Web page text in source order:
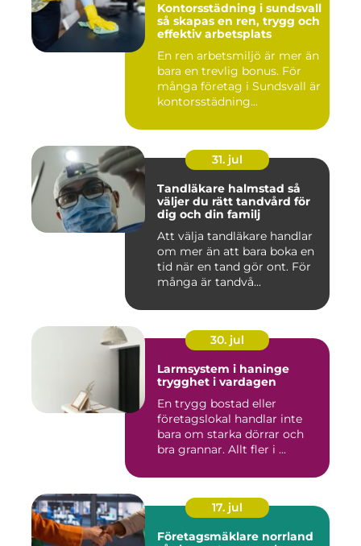
Kontorsstädning i sundsvall
så skapas en ren, trygg och
effektiv arbetsplats
En ren arbetsmiljö är mer än
bara en trevlig bonus. För
många företag i Sundsvall är
kontorsstädning...
31. jul
Tandläkare halmstad så
väljer du rätt tandvård för
dig och din familj
Att välja tandläkare handlar
om mer än att bara boka en
tid när en tand gör ont. För
många är tandvå...
30. jul
Larmsystem i haninge
trygghet i vardagen
En trygg bostad eller
företagslokal handlar inte
bara om starka dörrar och
bra grannar. Allt fler i ...
17. jul
Företagsmäklare norrland